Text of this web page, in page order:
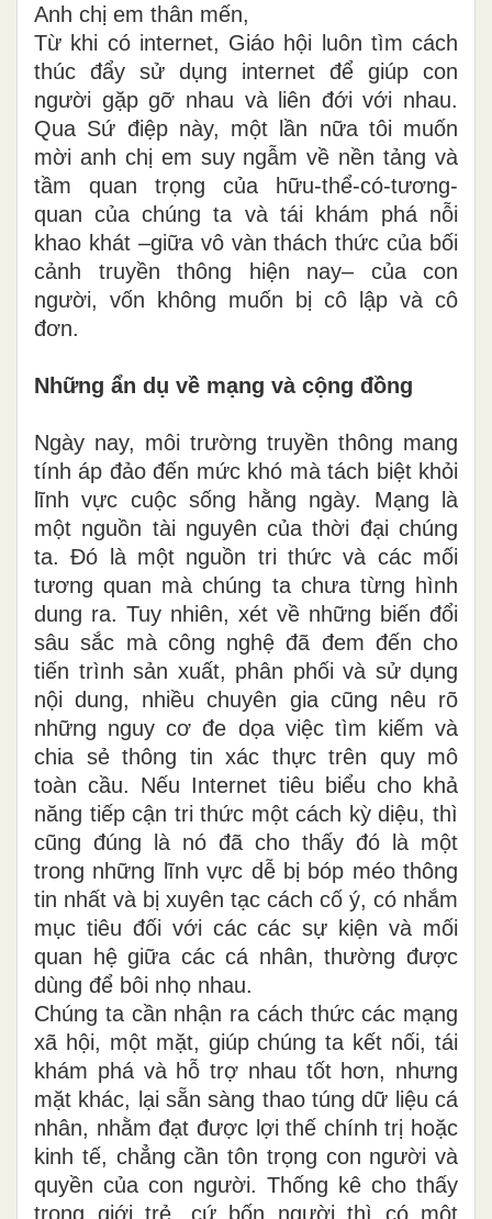
Anh chị em thân mến,
Từ khi có internet, Giáo hội luôn tìm cách
thúc đẩy sử dụng internet để giúp con
người gặp gỡ nhau và liên đới với nhau.
Qua Sứ điệp này, một lần nữa tôi muốn
mời anh chị em suy ngẫm về nền tảng và
tầm quan trọng của hữu-thể-có-tương-
quan của chúng ta và tái khám phá nỗi
khao khát –giữa vô vàn thách thức của bối
cảnh truyền thông hiện nay– của con
người, vốn không muốn bị cô lập và cô
đơn.
Những ẩn dụ về mạng và cộng đồng
Ngày nay, môi trường truyền thông mang
tính áp đảo đến mức khó mà tách biệt khỏi
lĩnh vực cuộc sống hằng ngày. Mạng là
một nguồn tài nguyên của thời đại chúng
ta. Đó là một nguồn tri ​​thức và các mối
tương quan mà chúng ta chưa từng hình
dung ra. Tuy nhiên, xét về những biến đổi
sâu sắc mà công nghệ đã đem đến cho
tiến trình sản xuất, phân phối và sử dụng
nội dung, nhiều chuyên gia cũng nêu rõ
những nguy cơ đe dọa việc tìm kiếm và
chia sẻ thông tin xác thực trên quy mô
toàn cầu. Nếu Internet tiêu biểu cho khả
năng tiếp cận tri ​​thức một cách kỳ diệu, thì
cũng đúng là nó đã cho thấy đó là một
trong những lĩnh vực dễ bị bóp méo thông
tin nhất và bị xuyên tạc cách cố ý, có nhắm
mục tiêu đối với các các sự kiện và mối
quan hệ giữa các cá nhân, thường được
dùng để bôi nhọ nhau.
Chúng ta cần nhận ra cách thức các mạng
xã hội, một mặt, giúp chúng ta kết nối, tái
khám phá và hỗ trợ nhau tốt hơn, nhưng
mặt khác, lại sẵn sàng thao túng dữ liệu cá
nhân, nhằm đạt được lợi thế chính trị hoặc
kinh tế, chẳng cần tôn trọng con người và
quyền của con người. Thống kê cho thấy
trong giới trẻ, cứ bốn người thì có một